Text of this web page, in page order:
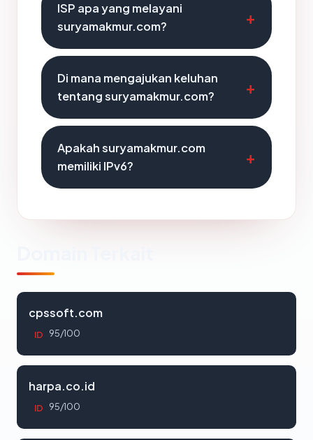
ISP apa yang melayani
suryamakmur.com?
Di mana mengajukan keluhan
tentang suryamakmur.com?
Apakah suryamakmur.com
memiliki IPv6?
cpssoft.com
ID 95/100
harpa.co.id
ID 95/100